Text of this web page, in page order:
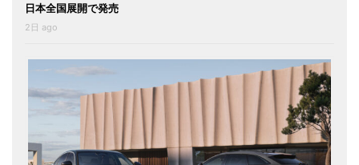
日本全国展開で発売
2日 ago